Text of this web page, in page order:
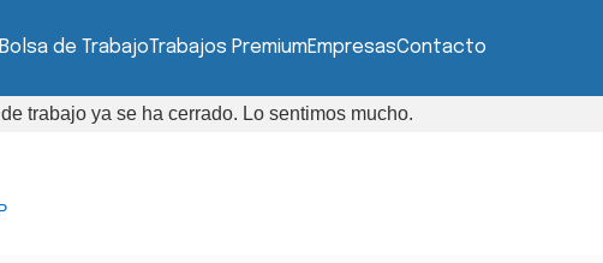
Bolsa de TrabajoTrabajos PremiumEmpresasContacto
trabajo ya se ha cerrado. Lo sentimos mucho.